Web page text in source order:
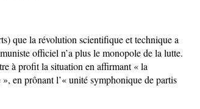
que la révolution scientifique et technique a
officiel n’a plus le monopole de la lutte.
à profit la situation en affirmant « la
en prônant l’« unité symphonique de partis